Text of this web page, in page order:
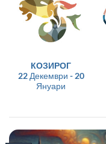
КОЗИРОГ
22 Декември - 20
Януари